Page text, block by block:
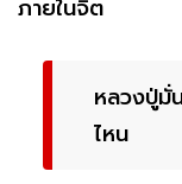
ภายในจิต
หลวงปู่มั่
ไหน